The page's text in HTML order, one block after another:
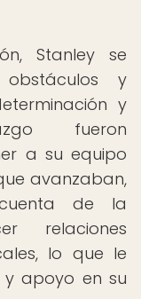
Stanley se
y
y
fueron
a su equipo
avanzaban,
de la
relaciones
lo que le
y apoyo en su